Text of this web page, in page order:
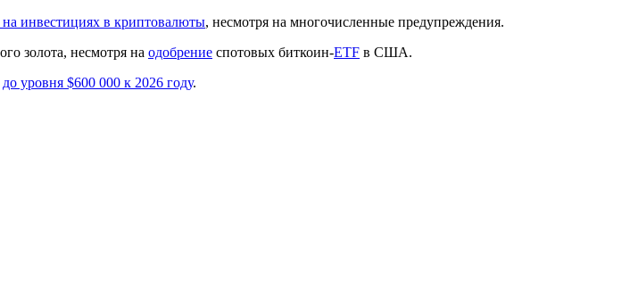
на инвестициях в криптовалюты, несмотря на многочисленные предупреждения.
золота, несмотря на одобрение спотовых биткоин-ETF в США.
до уровня $600 000 к 2026 году.